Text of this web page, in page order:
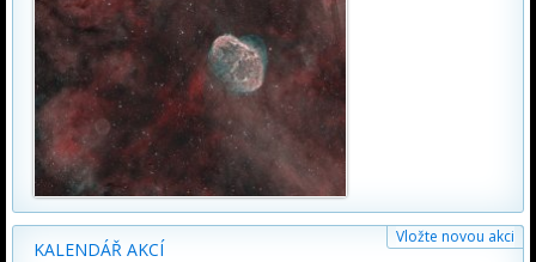
KALENDÁŘ AKCÍ
Vložte novou akci